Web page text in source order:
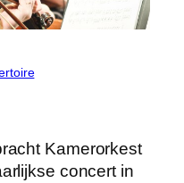
Kamerorkest
concert in